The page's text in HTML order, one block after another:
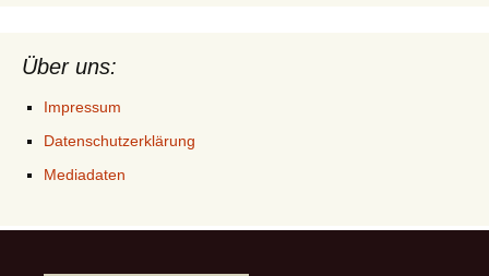
Über uns:
Impressum
Datenschutzerklärung
Mediadaten